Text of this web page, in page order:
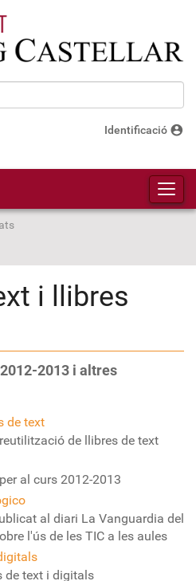
Identificació account_circle
i llibres
2013 i altres
de text
de llibres de text
al curs 2012-2013
al diari La Vanguardia del
l'ús de les TIC a les aules
de text i digitals